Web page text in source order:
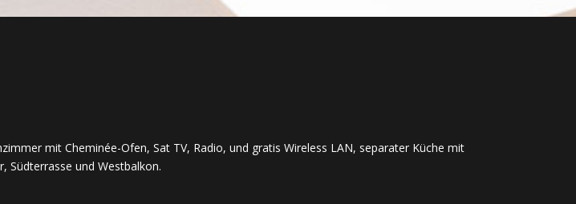
mit Cheminée-Ofen, Sat TV, Radio, und gratis Wireless LAN, separater Küche mit
Südterrasse und Westbalkon.